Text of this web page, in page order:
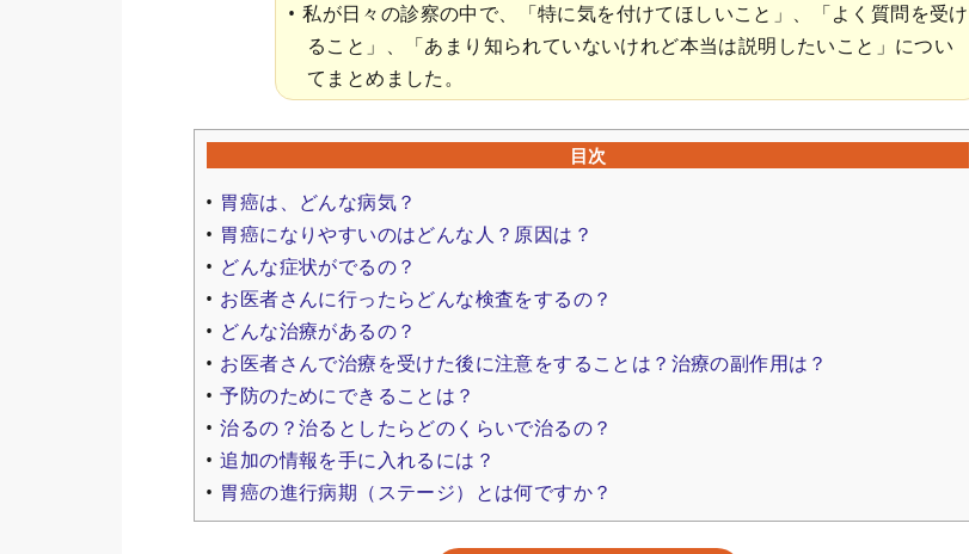
私が日々の診察の中で、「特に気を付けてほしいこと」、「よく質問を受け
ること」、「あまり知られていないけれど本当は説明したいこと」につい
てまとめました。
目次
胃癌は、どんな病気？
胃癌になりやすいのはどんな人？原因は？
どんな症状がでるの？
お医者さんに行ったらどんな検査をするの？
どんな治療があるの？
お医者さんで治療を受けた後に注意をすることは？治療の副作用は？
予防のためにできることは？
治るの？治るとしたらどのくらいで治るの？
追加の情報を手に入れるには？
胃癌の進行病期（ステージ）とは何ですか？